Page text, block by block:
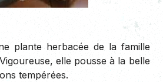
plante herbacée de la famille
elle pousse à la belle
tempérées.